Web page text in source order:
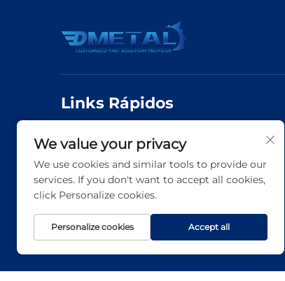
Links Rápidos
Página Inicial
Capacidade Notícias
Entre em Contato
We value your privacy
We use cookies and similar tools to provide our
services. If you don't want to accept all cookies,
click Personalize cookies.
Personalize cookies Accept all